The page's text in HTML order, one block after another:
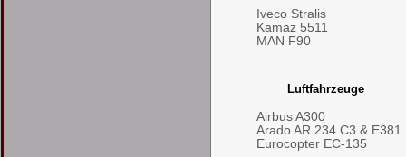
Iveco Stralis
Kamaz 5511
MAN F90
Luftfahrzeuge
Airbus A300
Arado AR 234 C3 & E381
Eurocopter EC-135